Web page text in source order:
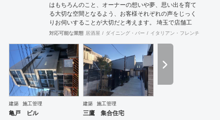
はもちろんのこと、オーナーの想いや夢、思い出を育て
る大切な空間となるよう、お客様それぞれの声をじっく
りお伺いすることが大切だと考えます。 埼玉で店舗工
事、建築工事やリフォームをお考えの方はお気軽に私た
対応可能な業態 居酒屋 ダイニング・バー イタリアン・フレンチ
建築 施工管理
亀戸 ビル
建築 施工管理
三鷹 集合住宅